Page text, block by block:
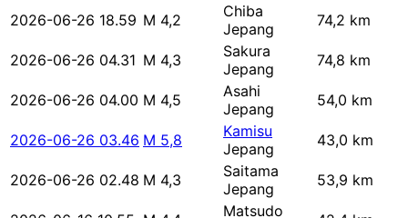
2026-06-26 18.59 M 4,2
Chiba
Jepang
74,2 km
2026-06-26 04.31 M 4,3
Sakura
Jepang
74,8 km
2026-06-26 04.00 M 4,5
Asahi
Jepang
54,0 km
2026-06-26 03.46 M 5,8
Kamisu
Jepang
43,0 km
2026-06-26 02.48 M 4,3
Saitama
Jepang
53,9 km
Matsudo